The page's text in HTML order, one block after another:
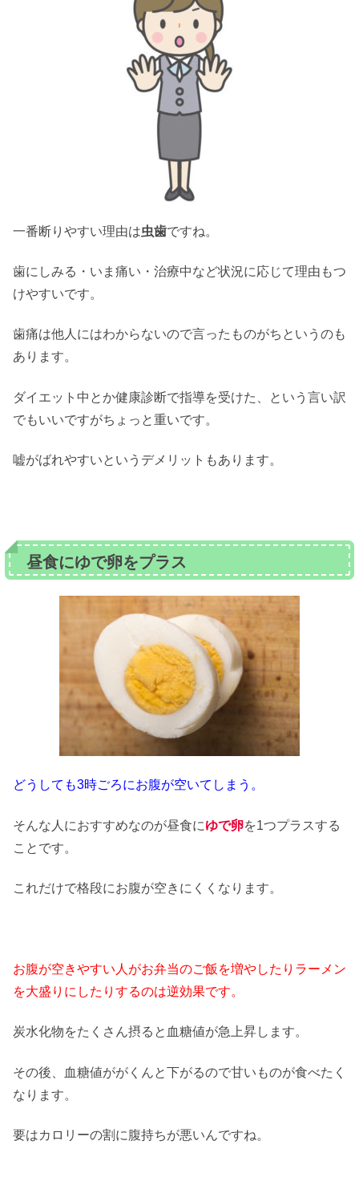
一番断りやすい理由は虫歯ですね。
歯にしみる・いま痛い・治療中など状況に応じて理由もつ
けやすいです。
歯痛は他人にはわからないので言ったものがちというのも
あります。
ダイエット中とか健康診断で指導を受けた、という言い訳
でもいいですがちょっと重いです。
嘘がばれやすいというデメリットもあります。
昼食にゆで卵をプラス
どうしても3時ごろにお腹が空いてしまう。
そんな人におすすめなのが昼食にゆで卵を1つプラスする
ことです。
これだけで格段にお腹が空きにくくなります。
お腹が空きやすい人がお弁当のご飯を増やしたりラーメン
を大盛りにしたりするのは逆効果です。
炭水化物をたくさん摂ると血糖値が急上昇します。
その後、血糖値ががくんと下がるので甘いものが食べたく
なります。
要はカロリーの割に腹持ちが悪いんですね。